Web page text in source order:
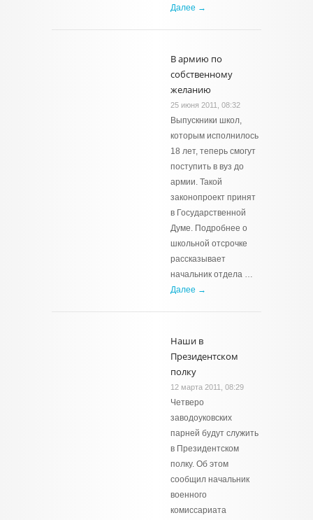
Далее →
В армию по
собственному
желанию
25 июня 2011, 08:32
Выпускники школ,
которым исполнилось
18 лет, теперь смогут
поступить в вуз до
армии. Такой
законопроект принят
в Государственной
Думе. Подробнее о
школьной отсрочке
рассказывает
начальник отдела …
Далее →
Наши в
Президентском
полку
12 марта 2011, 08:29
Четверо
заводоуковских
парней будут служить
в Президентском
полку. Об этом
сообщил начальник
военного
комиссариата